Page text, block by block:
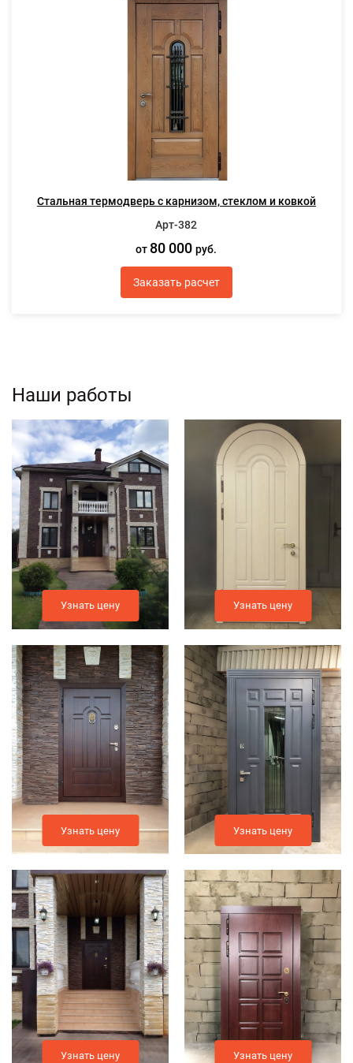
Стальная термодверь с карнизом, стеклом и ковкой
Арт-382
от 80 000руб.
Заказать расчет
Наши работы
Узнать цену
Узнать цену
Узнать цену
Узнать цену
Узнать цену
Узнать цену